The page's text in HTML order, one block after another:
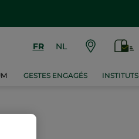
FR NL
GESTES ENGAGÉS INSTITUTS